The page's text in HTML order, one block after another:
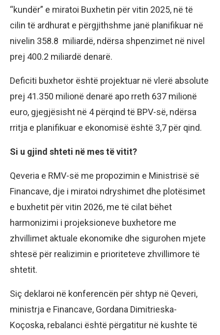
“kundër” e miratoi Buxhetin për vitin 2025, në të
cilin të ardhurat e përgjithshme janë planifikuar në
nivelin 358.8 miliardë, ndërsa shpenzimet në nivel
prej 400.2 miliardë denarë.
Deficiti buxhetor është projektuar në vlerë absolute
prej 41.350 milionë denarë apo rreth 637 milionë
euro, gjegjësisht në 4 përqind të BPV-së, ndërsa
rritja e planifikuar e ekonomisë është 3,7 për qind.
Si u gjind shteti në mes të vitit?
Qeveria e RMV-së me propozimin e Ministrisë së
Financave, dje i miratoi ndryshimet dhe plotësimet
e buxhetit për vitin 2026, me të cilat bëhet
harmonizimi i projeksioneve buxhetore me
zhvillimet aktuale ekonomike dhe sigurohen mjete
shtesë për realizimin e prioriteteve zhvillimore të
shtetit.
Siç deklaroi në konferencën për shtyp në Qeveri,
ministrja e Financave, Gordana Dimitrieska-
Koçoska, rebalanci është përgatitur në kushte të